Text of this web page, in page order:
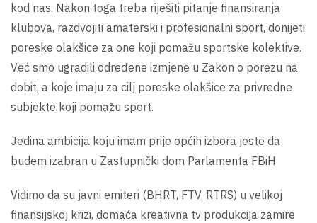
kod nas. Nakon toga treba riješiti pitanje finansiranja
klubova, razdvojiti amaterski i profesionalni sport, donijeti
poreske olakšice za one koji pomažu sportske kolektive.
Već smo ugradili određene izmjene u Zakon o porezu na
dobit, a koje imaju za cilj poreske olakšice za privredne
subjekte koji pomažu sport.
Jedina ambicija koju imam prije općih izbora jeste da
budem izabran u Zastupnički dom Parlamenta FBiH
Vidimo da su javni emiteri (BHRT, FTV, RTRS) u velikoj
finansijskoj krizi, domaća kreativna tv produkcija zamire